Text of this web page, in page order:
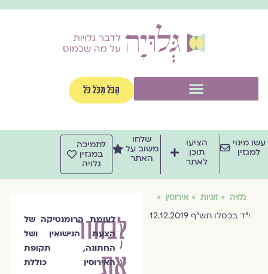
הַכֹּל מִכֹּל כֹּל
מינוי
למגזין
הציעו
תוכן
לאתר
שלחו
משוב על
האתר
לתמיכה
במגזין
גלויה
גלויה זוגיות אירוסין
י"ד בכסלו תש"ף 12.12.2019
לבחור
את
הרבנית
שרה
סגל־כץ
לעומת הרומנטיקה של
הצעת הנישואין ושל
החתונה, תקופת
האירוסין כוללת